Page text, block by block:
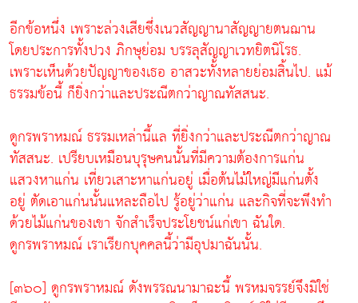
อีกข้อหนึ่ง เพราะล่วงเสียซึ่งเนวสัญญานาสัญญายตนฌาน
โดยประการทั้งปวง ภิกษุย่อม บรรลุสัญญาเวทยิตนิโรธ.
เพราะเห็นด้วยปัญญาของเธอ อาสวะทั้งหลายย่อมสิ้นไป. แม้
ธรรมข้อนี้ ก็ยิ่งกว่าและประณีตกว่าญาณทัสสนะ.
ดูกรพราหมณ์ ธรรมเหล่านี้แล ที่ยิ่งกว่าและประณีตกว่าญาณ
ทัสสนะ. เปรียบเหมือนบุรุษคนนั้นที่มีความต้องการแก่น
แสวงหาแก่น เที่ยวเสาะหาแก่นอยู่ เมื่อต้นไม้ใหญ่มีแก่นตั้ง
อยู่ ตัดเอาแก่นนั้นแหละถือไป รู้อยู่ว่าแก่น และกิจที่จะพึงทำ
ด้วยไม้แก่นของเขา จักสำเร็จประโยชน์แก่เขา ฉันใด.
ดูกรพราหมณ์ เราเรียกบุคคลนี้ว่ามีอุปมาฉันนั้น.
[๓๖๐] ดูกรพราหมณ์ ดังพรรณนามาฉะนี้ พรหมจรรย์จึงมิใช่